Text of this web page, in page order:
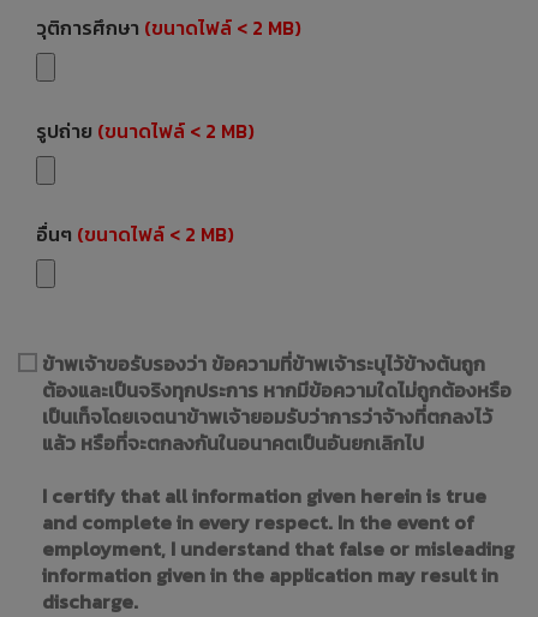
วุติการศึกษา (ขนาดไฟล์ < 2 MB)
รูปถ่าย (ขนาดไฟล์ < 2 MB)
อื่นๆ (ขนาดไฟล์ < 2 MB)
ข้าพเจ้าขอรับรองว่า ข้อความที่ข้าพเจ้าระบุไว้ข้างต้นถูก
ต้องและเป็นจริงทุกประการ หากมีข้อความใดไม่ถูกต้องหรือ
เป็นเท็จโดยเจตนาข้าพเจ้ายอมรับว่าการว่าจ้างที่ตกลงไว้
แล้ว หรือที่จะตกลงกันในอนาคตเป็นอันยกเลิกไป
I certify that all information given herein is true
and complete in every respect. In the event of
employment, I understand that false or misleading
information given in the application may result in
discharge.